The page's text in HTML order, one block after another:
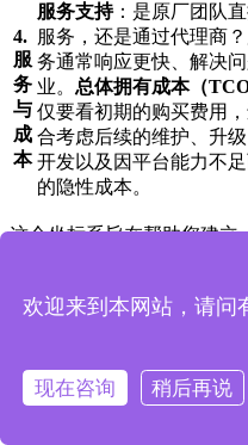
4.
服
务
与
成
本
服务支持：是原厂团队
服务，还是通过代理商
务通常响应更快、解决
业。 总体拥有成本（TCO
仅要看初期的购买费用
合考虑后续的维护、升级
开发以及因平台能力不
的隐性成本。
这个坐标系旨在帮助您建立
请务必结合自身业务的复
管理新范式
欢迎来到本网站，请问
现在咨询 稍后再说